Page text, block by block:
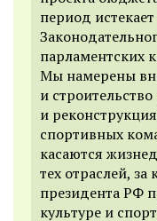
период
парламентских
Мы намерены
и
и
спортивных
касаются
тех отраслей,
президента РФ
культуре и